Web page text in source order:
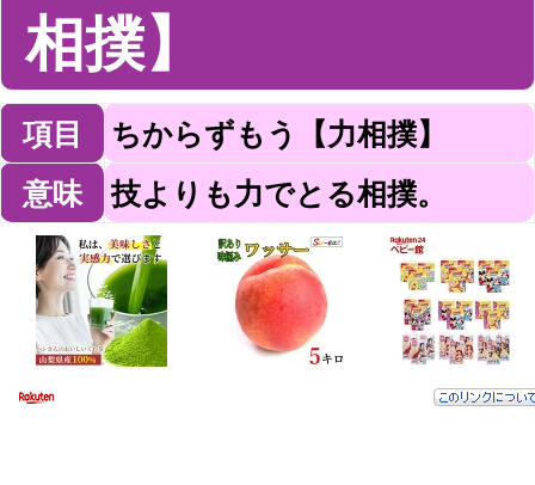
相撲】
項目
ちからずもう【力相撲】
意味
技よりも力でとる相撲。